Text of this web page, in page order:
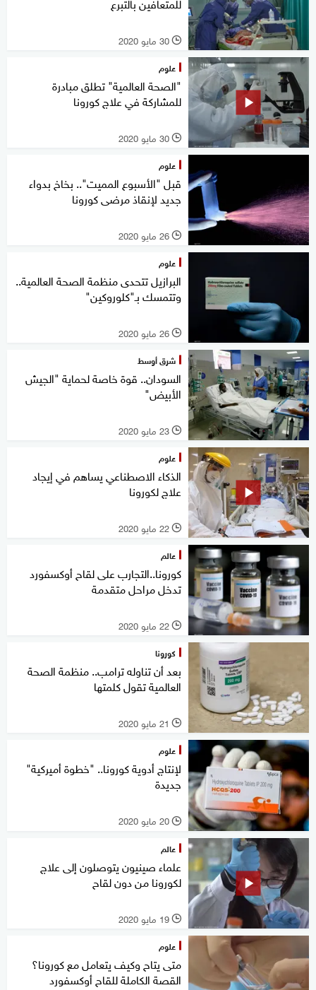
l 30 مايو 2020
علوم
"الصحة العالمية" تطلق مبادرة
للمشاركة في علاج كورونا
l 30 مايو 2020
علوم
قبل "الأسبوع المميت".. بخاخ بدواء
جديد لإنقاذ مرضى كورونا
l 26 مايو 2020
علوم
البرازيل تتحدى منظمة الصحة العالمية..
وتتمسك بـ"كلوروكين"
l 26 مايو 2020
شرق أوسط
السودان.. قوة خاصة لحماية "الجيش
الأبيض"
l 23 مايو 2020
علوم
الذكاء الاصطناعي يساهم في إيجاد
علاج لكورونا
l 22 مايو 2020
عالم
كورونا..التجارب على لقاح أوكسفورد
تدخل مراحل متقدمة
l 22 مايو 2020
كورونا
بعد أن تناوله ترامب.. منظمة الصحة
العالمية تقول كلمتها
l 21 مايو 2020
علوم
لإنتاج أدوية كورونا.. "خطوة أميركية"
جديدة
l 20 مايو 2020
عالم
علماء صينيون يتوصلون إلى علاج
لكورونا من دون لقاح
l 19 مايو 2020
علوم
متى يتاح وكيف يتعامل مع كورونا؟
القصة الكاملة للقاح أوكسفورد